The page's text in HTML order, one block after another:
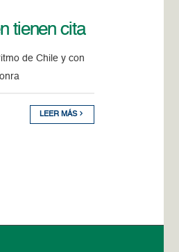
tienen cita
de Chile y con
LEER MÁS